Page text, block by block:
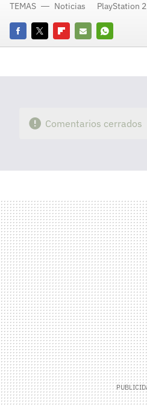
FacebookTwitterFlipboard
E-
Whatsapp
TEMAS Noticias PlayStation 2
Comentarios cerrados